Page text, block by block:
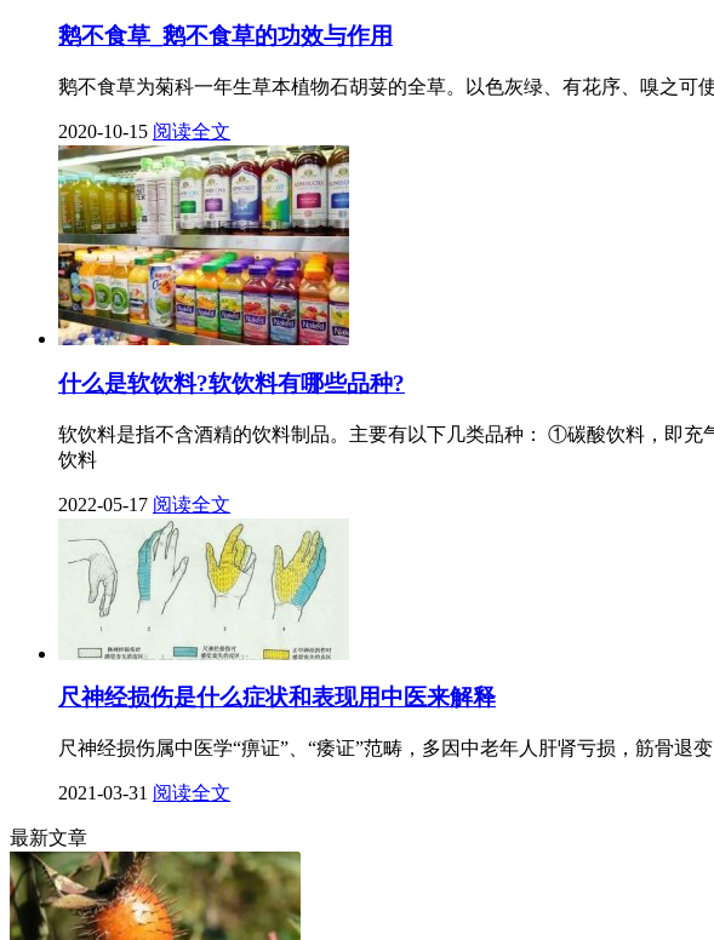
鹅不食草_鹅不食草的功效与作用
鹅不食草为菊科一年生草本植物石胡荽的全草。以色灰绿、有花序、嗅之可
2020-10-15 阅读全文
什么是软饮料?软饮料有哪些品种?
软饮料是指不含酒精的饮料制品。主要有以下几类品种： ①碳酸饮料，即
饮料
2022-05-17 阅读全文
尺神经损伤是什么症状和表现用中医来解释
尺神经损伤属中医学“痹证”、“痿证”范畴，多因中老年人肝肾亏损，筋骨退变
2021-03-31 阅读全文
最新文章